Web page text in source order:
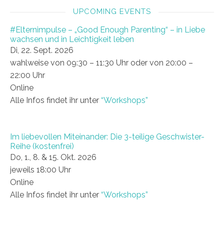
UPCOMING EVENTS
#Elternimpulse – „Good Enough Parenting“ – in Liebe
wachsen und in Leichtigkeit leben
Di, 22. Sept. 2026
wahlweise von 09:30 – 11:30 Uhr oder von 20:00 –
22:00 Uhr
Online
Alle Infos findet ihr unter “Workshops”
Im liebevollen Miteinander: Die 3-teilige Geschwister-
Reihe (kostenfrei)
Do, 1., 8. & 15. Okt. 2026
jeweils 18:00 Uhr
Online
Alle Infos findet ihr unter “Workshops”